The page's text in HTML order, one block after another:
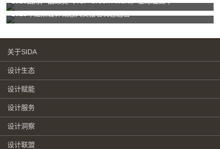
关于SIDA
设计生态
设计赋能
设计服务
设计洞察
设计联盟